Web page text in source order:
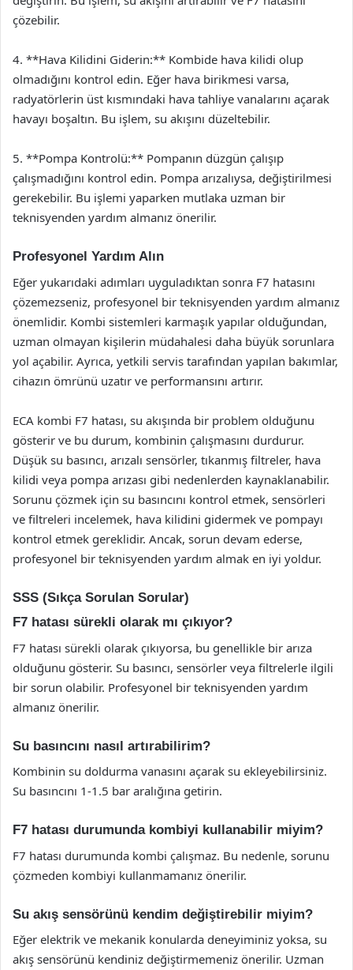
çözebilir.
4. **Hava Kilidini Giderin:** Kombide hava kilidi olup
olmadığını kontrol edin. Eğer hava birikmesi varsa,
radyatörlerin üst kısmındaki hava tahliye vanalarını açarak
havayı boşaltın. Bu işlem, su akışını düzeltebilir.
5. **Pompa Kontrolü:** Pompanın düzgün çalışıp
çalışmadığını kontrol edin. Pompa arızalıysa, değiştirilmesi
gerekebilir. Bu işlemi yaparken mutlaka uzman bir
teknisyenden yardım almanız önerilir.
Profesyonel Yardım Alın
Eğer yukarıdaki adımları uyguladıktan sonra F7 hatasını
çözemezseniz, profesyonel bir teknisyenden yardım almanız
önemlidir. Kombi sistemleri karmaşık yapılar olduğundan,
uzman olmayan kişilerin müdahalesi daha büyük sorunlara
yol açabilir. Ayrıca, yetkili servis tarafından yapılan bakımlar,
cihazın ömrünü uzatır ve performansını artırır.
ECA kombi F7 hatası, su akışında bir problem olduğunu
gösterir ve bu durum, kombinin çalışmasını durdurur.
Düşük su basıncı, arızalı sensörler, tıkanmış filtreler, hava
kilidi veya pompa arızası gibi nedenlerden kaynaklanabilir.
Sorunu çözmek için su basıncını kontrol etmek, sensörleri
ve filtreleri incelemek, hava kilidini gidermek ve pompayı
kontrol etmek gereklidir. Ancak, sorun devam ederse,
profesyonel bir teknisyenden yardım almak en iyi yoldur.
SSS (Sıkça Sorulan Sorular)
F7 hatası sürekli olarak mı çıkıyor?
F7 hatası sürekli olarak çıkıyorsa, bu genellikle bir arıza
olduğunu gösterir. Su basıncı, sensörler veya filtrelerle ilgili
bir sorun olabilir. Profesyonel bir teknisyenden yardım
almanız önerilir.
Su basıncını nasıl artırabilirim?
Kombinin su doldurma vanasını açarak su ekleyebilirsiniz.
Su basıncını 1-1.5 bar aralığına getirin.
F7 hatası durumunda kombiyi kullanabilir miyim?
F7 hatası durumunda kombi çalışmaz. Bu nedenle, sorunu
çözmeden kombiyi kullanmamanız önerilir.
Su akış sensörünü kendim değiştirebilir miyim?
Eğer elektrik ve mekanik konularda deneyiminiz yoksa, su
akış sensörünü kendiniz değiştirmemeniz önerilir. Uzman